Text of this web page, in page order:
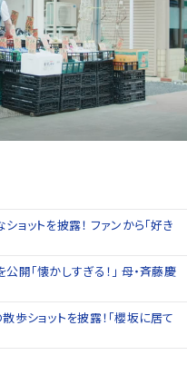
ョットを披露！ ファンから「好き
開「懐かしすぎる！」 母・斉藤慶
歩ショットを披露！「櫻坂に居て